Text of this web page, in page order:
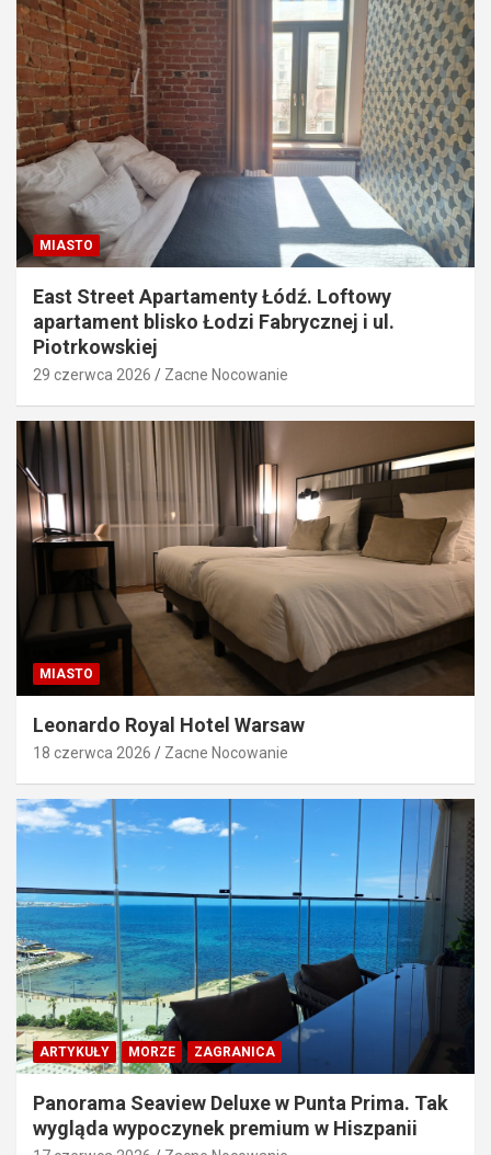
MIASTO
East Street Apartamenty Łódź. Loftowy
apartament blisko Łodzi Fabrycznej i ul.
Piotrkowskiej
29 czerwca 2026 Zacne Nocowanie
MIASTO
Leonardo Royal Hotel Warsaw
18 czerwca 2026 Zacne Nocowanie
ARTYKUŁY MORZE ZAGRANICA
Panorama Seaview Deluxe w Punta Prima. Tak
wygląda wypoczynek premium w Hiszpanii